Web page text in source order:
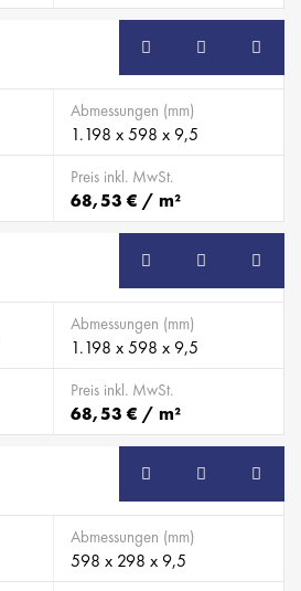
Abmessungen (mm)
1.198 x 598 x 9,5
Preis inkl. MwSt.
68,53 € / m²
Abmessungen (mm)
1.198 x 598 x 9,5
Preis inkl. MwSt.
68,53 € / m²
Abmessungen (mm)
598 x 298 x 9,5